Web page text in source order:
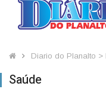
Diario do Planalto >
Saúde